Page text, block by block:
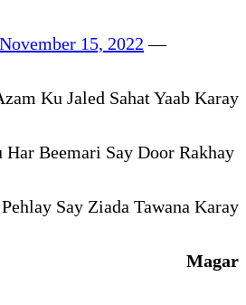
— Marriyum Aurangzeb (@Marriyum_A)
November 15, 2022
Ku Jaled Sahat Yaab Karay.
Say Ziada Tawana Karay.
Magar